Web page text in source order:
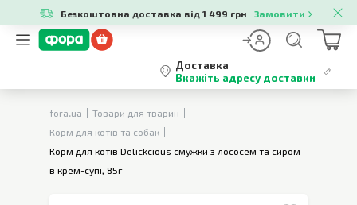
Безкоштовна доставка від 1 499 грн Замовити
Доставка
Вкажіть адресу доставки
fora.ua
Товари для тварин
Корм для котів та собак
Корм для котів Delickcious смужки з лососем та сиром
в крем-супі, 85г